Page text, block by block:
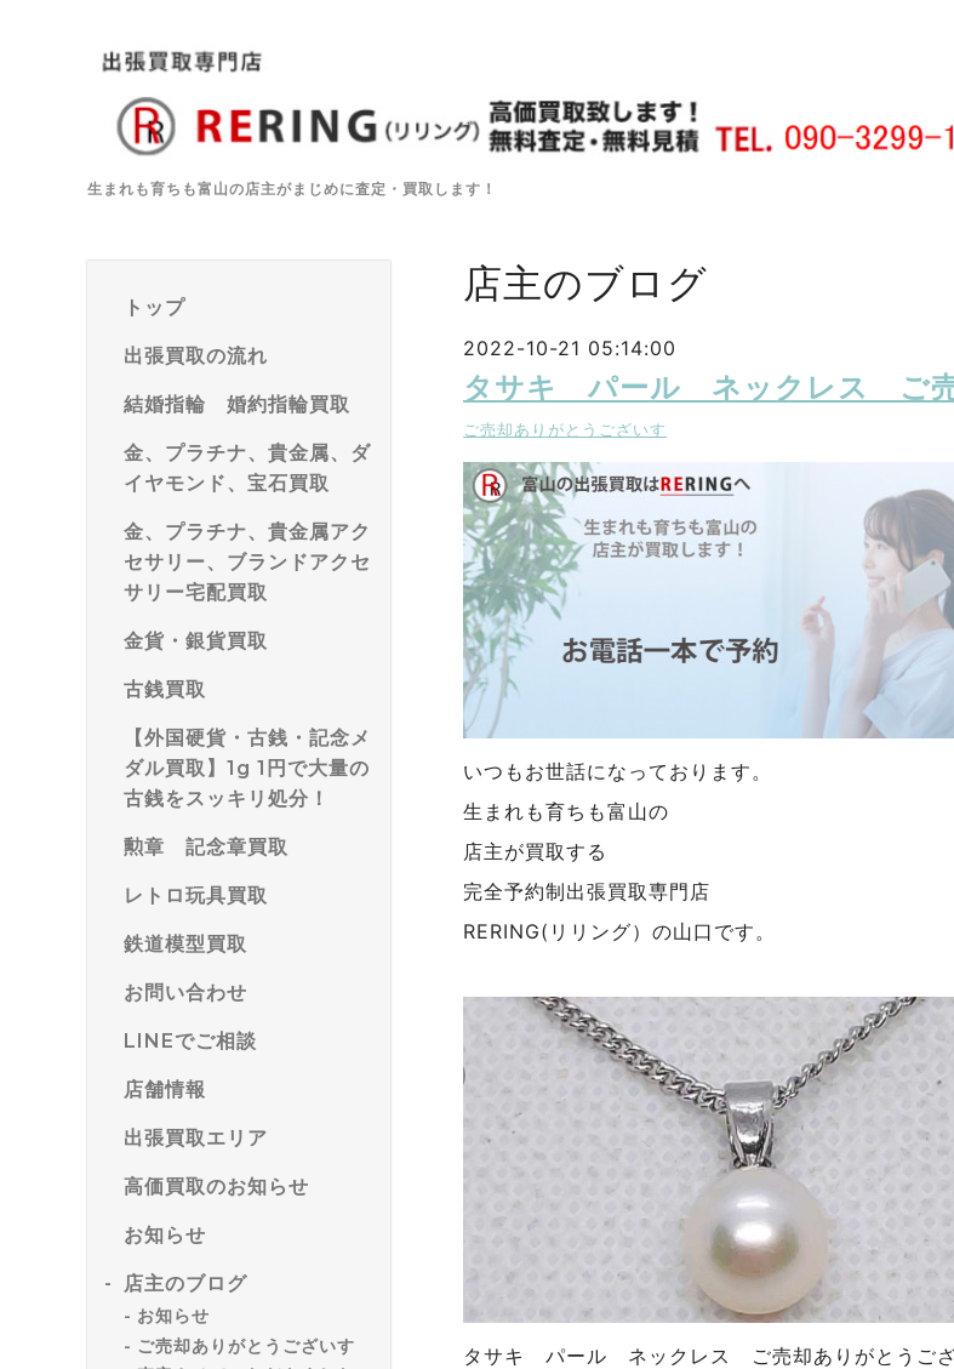
生まれも育ちも富山の店主がまじめに査定・買取します！
トップ
出張買取の流れ
結婚指輪 婚約指輪買取
金、プラチナ、貴金属、ダ
イヤモンド、宝石買取
金、プラチナ、貴金属アク
セサリー、ブランドアクセ
サリー宅配買取
金貨・銀貨買取
古銭買取
【外国硬貨・古銭・記念メ
ダル買取】1g 1円で大量の
古銭をスッキリ処分！
勲章 記念章買取
レトロ玩具買取
鉄道模型買取
お問い合わせ
LINEでご相談
店舗情報
出張買取エリア
高価買取のお知らせ
お知らせ
店主のブログ
お知らせ
ご売却ありがとうございす
店主のブログ
2022-10-21 05:14:00
タサキ パール ネックレス ご売
ご売却ありがとうございす
いつもお世話になっております。
生まれも育ちも富山の
店主が買取する
完全予約制出張買取専門店
RERING(リリング）の山口です。
タサキ パール ネックレス ご売却ありがとうご